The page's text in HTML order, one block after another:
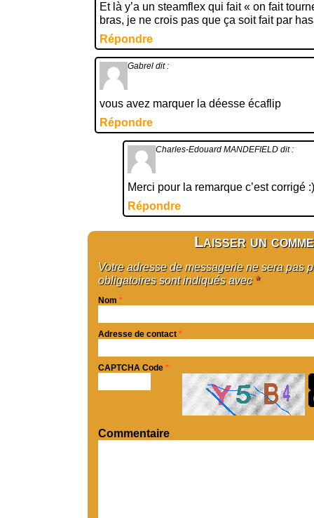
Et là y’a un steamflex qui fait « on fait
bras, je ne crois pas que ça soit fait par
Répondre
Gabrel dit :
vous avez marquer la déesse écaflip
Répondre
Charles-Edouard MANDEFIELD dit :
Merci pour la remarque c’est corrigé :)
Répondre
Laisser un
Votre adresse de messagerie ne sera pas
obligatoires sont indiqués avec *
Nom *
Adresse de contact *
CAPTCHA Code *
Commentaire